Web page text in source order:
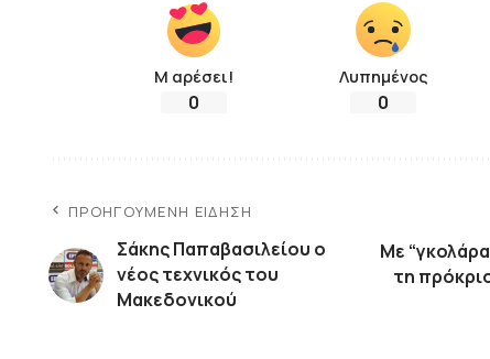
Μ αρέσει!
0
Λυπημένος
0
ΠΡΟΗΓΟΎΜΕΝΗ ΕΊΔΗΣΗ
Σάκης Παπαβασιλείου ο
νέος τεχνικός του
Μακεδονικού
Με
τη